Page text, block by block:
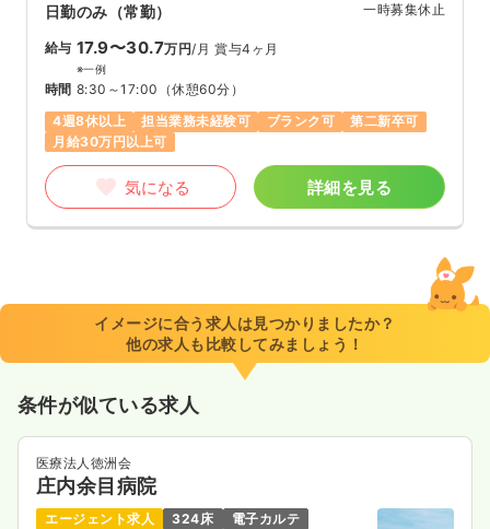
日勤のみ（常勤） 一時募集休止
給与 17.9〜30.7万円/月 賞与4ヶ月
※一例
時間 8:30～17:00 （休憩60分）
4週8休以上
担当業務未経験可 ブランク可
第二新卒可
月給30万円以上可
気になる 詳細を見る
イメージに合う求人は見つかりましたか？
他の求人も比較してみましょう！
条件が似ている求人
医療法人徳洲会
庄内余目病院
エージェント求人 324床
電子カルテ